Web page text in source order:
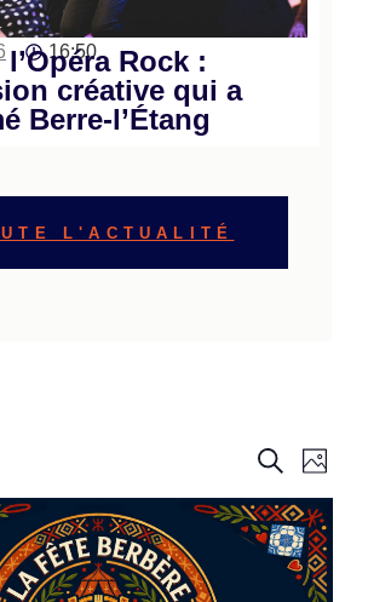
16:50
l’Opéra Rock :
créative qui a
Berre-l’Étang
L'ACTUALITÉ
et
de